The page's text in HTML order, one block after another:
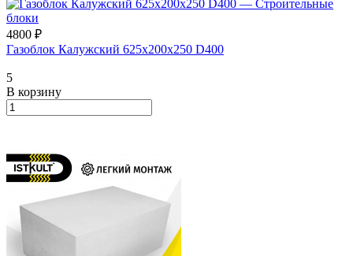
4800 ₽
Газоблок Калужский 625х200х250 D400
5
В корзину